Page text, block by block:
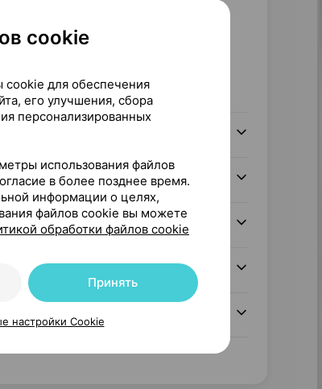
cookie
cookie для обеспечения
его улучшения, сбора
персонализированных
использования файлов
в более позднее время.
информации о целях,
файлов cookie вы можете
обработки файлов cookie
Принять
настройки Cookie